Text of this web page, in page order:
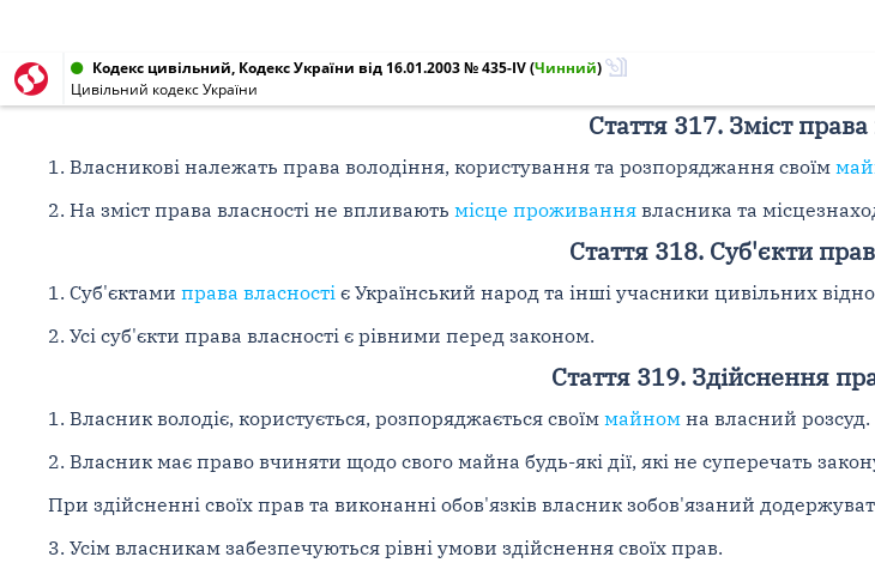
Кодекс цивільний, Кодекс України від 16.01.2003 № 435-IV(Чинний)
Цивільний кодекс України